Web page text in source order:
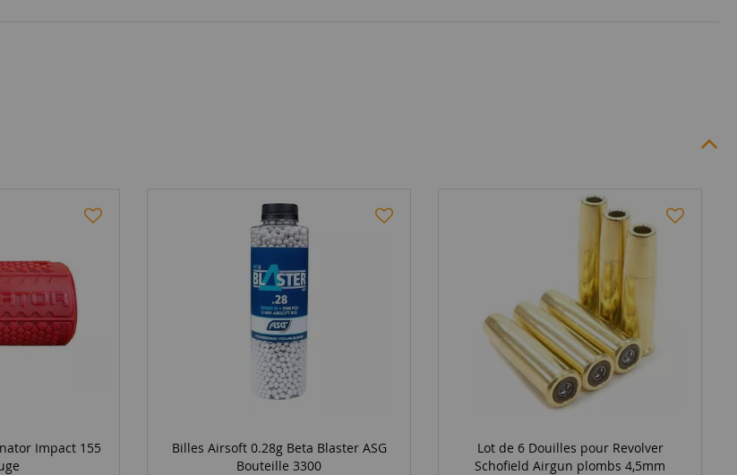
Impact 155
Billes Airsoft 0.28g Beta Blaster ASG
Bouteille 3300
Lot de 6 Douilles pour Revolver
Schofield Airgun plombs 4,5mm